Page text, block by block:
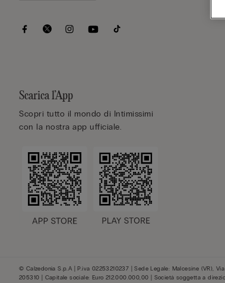
Scarica l’App
Scopri tutto il mondo di Intimissimi
con la nostra app ufficiale.
© Calzedonia S.p.A | P.iva 02253210237 | Sede Legale: Malcesine (VR),
205310 | Capitale sociale: Euro 212.000.000,00 | Società soggetta a